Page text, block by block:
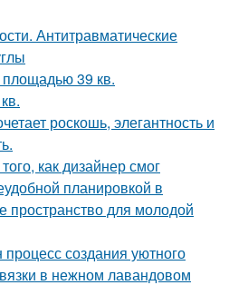
Антитравматические
39 кв.
роскошь, элегантность и
как дизайнер смог
планировкой в
пространство для молодой
создания уютного
в нежном лавандовом